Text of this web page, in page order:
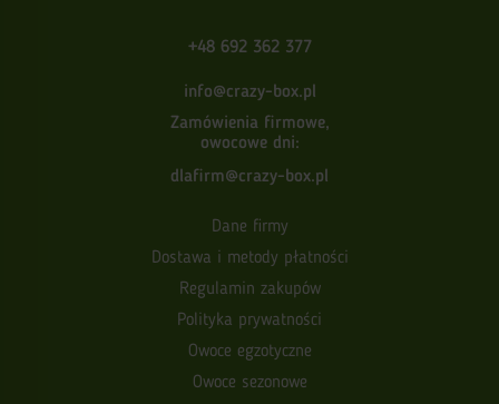
+48 692 362 377
info@crazy-box.pl
Zamówienia firmowe,
owocowe dni:
dlafirm@crazy-box.pl
Dane firmy
Dostawa i metody płatności
Regulamin zakupów
Polityka prywatności
Owoce egzotyczne
Owoce sezonowe